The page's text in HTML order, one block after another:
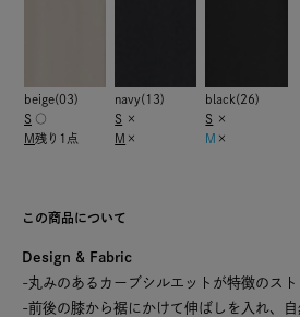
beige(03)
S ○
M残り1点
navy(13)
S
×
M ×
black(26)
S
×
M ×
この商品について
Design & Fabric
-丸みのあるカーブシルエットが特徴のスト
-前後の膝から裾にかけて伸ばしを入れ、自